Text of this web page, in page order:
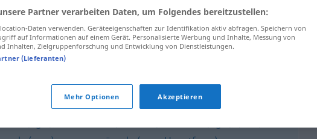
an etwas ( DAT) mäkeln
an allem mäkeln
Partner verarbeiten Daten, um Folgendes bereitzustellen:
Daten verwenden. Geräteeigenschaften zur Identifikation aktiv abfragen. Speichern von
auf Informationen auf einem Gerät. Personalisierte Werbung und Inhalte, Messung von
Inhalten, Zielgruppenforschung und Entwicklung von Dienstleistungen.
(Lieferanten)
Mehr Optionen Akzeptieren